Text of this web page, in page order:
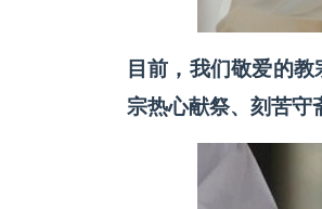
目前，我们敬爱的
宗热心献祭、刻苦守